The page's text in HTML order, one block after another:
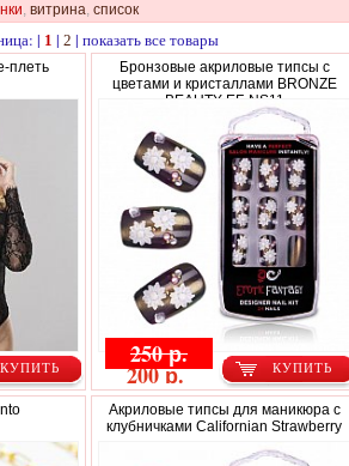
, витрина, список
| 1 |2 |показать все товары
плеть
КУПИТЬ
Бронзовые акриловые типсы с
цветами и кристаллами BRONZE
BEAUTY EF-NS11
КУПИТЬ
250 р.
200 р.
Акриловые типсы для маникюра с
клубничками Californian Strawberry